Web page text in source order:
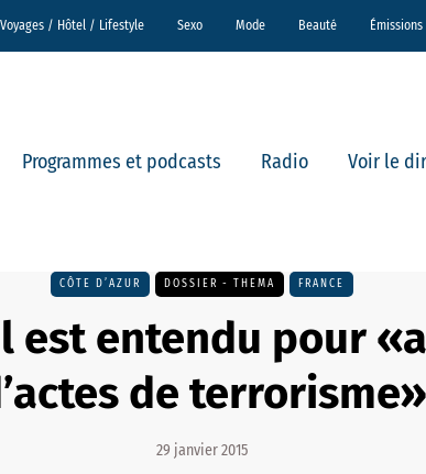
Voyages / Hôtel / Lifestyle Sexo Mode Beauté Émissions
Programmes et podcasts Radio Voir le
CÔTE D’AZUR DOSSIER - THEMA FRANCE
est entendu pour
de terrorisme»
29 janvier 2015